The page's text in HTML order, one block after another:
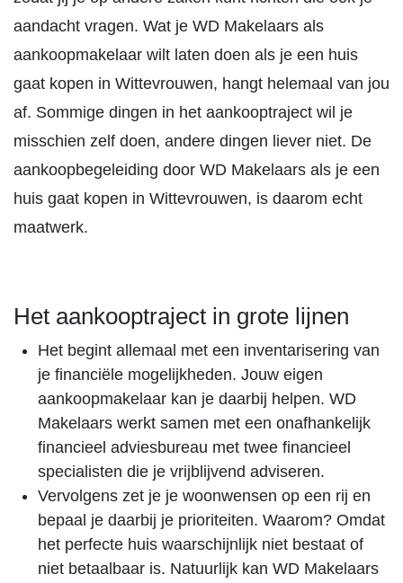
aandacht vragen. Wat je WD Makelaars als
aankoopmakelaar wilt laten doen als je een huis
gaat kopen in Wittevrouwen, hangt helemaal van jou
af. Sommige dingen in het aankooptraject wil je
misschien zelf doen, andere dingen liever niet. De
aankoopbegeleiding door WD Makelaars als je een
huis gaat kopen in Wittevrouwen, is daarom echt
maatwerk.
Het aankooptraject in grote lijnen
Het begint allemaal met een inventarisering van
je financiële mogelijkheden. Jouw eigen
aankoopmakelaar kan je daarbij helpen. WD
Makelaars werkt samen met een onafhankelijk
financieel adviesbureau met twee financieel
specialisten die je vrijblijvend adviseren.
Vervolgens zet je je woonwensen op een rij en
bepaal je daarbij je prioriteiten. Waarom? Omdat
het perfecte huis waarschijnlijk niet bestaat of
niet betaalbaar is. Natuurlijk kan WD Makelaars